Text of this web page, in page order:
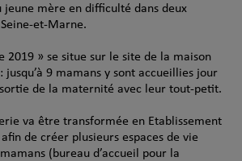
mère en difficulté dans deux
et-Marne.
2019 » se situe sur le site de la maison
jusqu’à 9 mamans y sont accueillies jour
de la maternité avec leur tout-petit.
va être transformée en Etablissement
de créer plusieurs espaces de vie
(bureau d’accueil pour la